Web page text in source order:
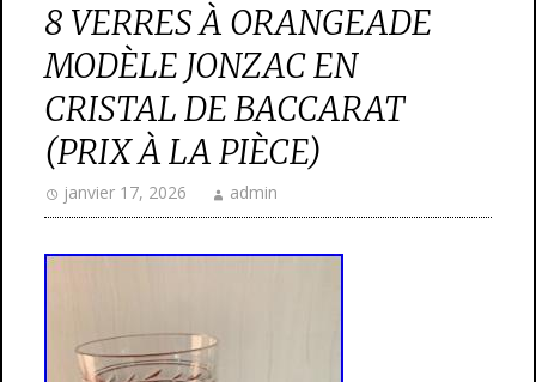
8 VERRES À ORANGEADE
MODÈLE JONZAC EN
CRISTAL DE BACCARAT
(PRIX À LA PIÈCE)
janvier 17, 2026 admin